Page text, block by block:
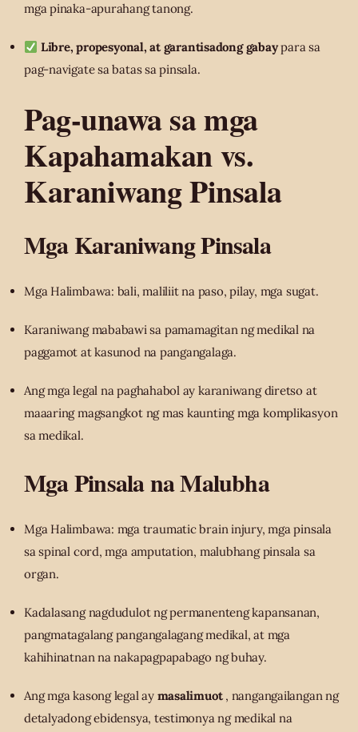
mga pinaka-apurahang tanong.
Libre, propesyonal, at garantisadong gabaypara sa
pag-navigate sa batas sa pinsala.
Pag-unawa sa mga
Kapahamakan vs.
Karaniwang Pinsala
Mga Karaniwang Pinsala
Mga Halimbawa: bali, maliliit na paso, pilay, mga sugat.
Karaniwang mababawi sa pamamagitan ng medikal na
paggamot at kasunod na pangangalaga.
Ang mga legal na paghahabol ay karaniwang diretso at
maaaring magsangkot ng mas kaunting mga komplikasyon
sa medikal.
Mga Pinsala na Malubha
Mga Halimbawa: mga traumatic brain injury, mga pinsala
sa spinal cord, mga amputation, malubhang pinsala sa
organ.
Kadalasang nagdudulot ng permanenteng kapansanan,
pangmatagalang pangangalagang medikal, at mga
kahihinatnan na nakapagpapabago ng buhay.
Ang mga kasong legal ay masalimuot, nangangailangan ng
detalyadong ebidensya, testimonya ng medikal na